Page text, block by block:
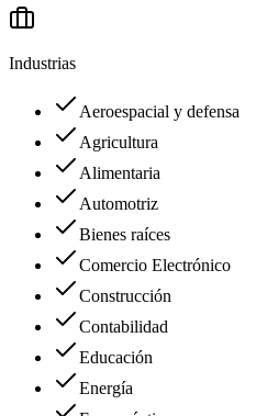
Industrias
Aeroespacial y defensa
Agricultura
Alimentaria
Automotriz
Bienes raíces
Comercio Electrónico
Construcción
Contabilidad
Educación
Energía